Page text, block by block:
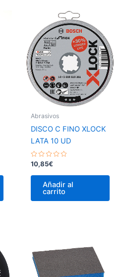
Abrasivos
DISCO C FINO XLOCK
LATA 10 UD
Valorado
con
0
10,85€
Añadir al
carrito